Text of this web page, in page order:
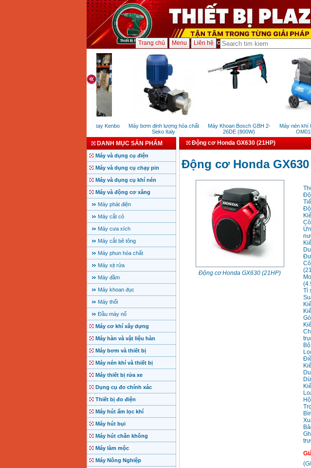
Trang chủ Menu Liên hệ
Palang xích kéo tay Kenbo
Máy bơm định lượng hóa chất
Seko Italy
Máy Khoan Bosch GBH 2-
26DE (800W)
Máy nén khí
OM015
DANH MỤC SẢN PHẨM
Máy và dụng cụ điện
Máy và dụng cụ chạy pin
Máy và dụng cụ khí nén
Máy và động cơ xăng
Máy phát điện
Máy cắt cỏ
Máy cưa xích
Máy cắt bê tông
Máy phun hóa chất
Máy xịt rửa
Máy đầm
Máy khoan đục
Máy thổi
Đầu máy nổ
Máy cơ khí xây dựng
Máy hàn và vật liệu hàn
Máy bơm và thiết bị
Máy nén khí và thiết bị
Máy thiết bị rửa xe
Dụng cụ đo chính xác
Thiết bị đo điện
Máy hút ẩm lọc khí
Máy hút bụi
Máy hút chân không
Máy làm mộc
Máy Nông Nghiệp
Động cơ Honda GX630 (21HP)
Động cơ Honda GX630
Động cơ Honda GX630 (21HP)
Tỉ
(